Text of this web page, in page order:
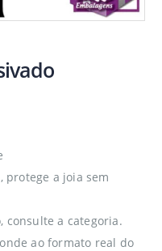
protege a joia sem
consulte a categoria.
ao formato real do